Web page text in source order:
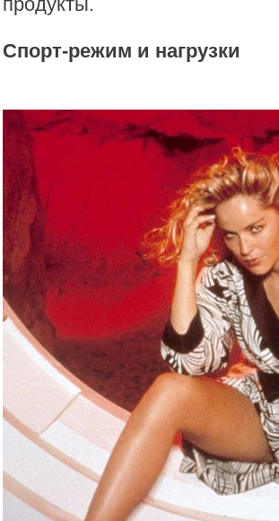
Спорт-режим и нагрузки